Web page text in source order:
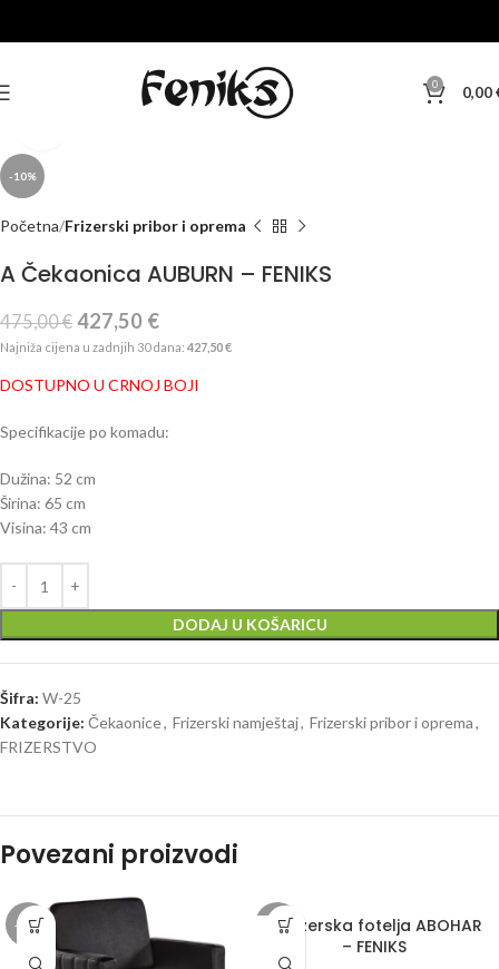
0 0,00
-10%
Početna Frizerski pribor i oprema
A Čekaonica AUBURN – FENIKS
475,00€ 427,50 €
Najniža cijena u zadnjih 30 dana: 427,50€
DOSTUPNO U CRNOJ BOJI
Specifikacije po komadu:
Dužina: 52 cm
Širina: 65 cm
Visina: 43 cm
DODAJ U KOŠARICU
Šifra: W-25
Kategorije: Čekaonice, Frizerski namještaj, Frizerski pribor i oprema,
FRIZERSTVO
Povezani proizvodi
-27% -30%
A Frizerska fotelja ABOHAR
– FENIKS